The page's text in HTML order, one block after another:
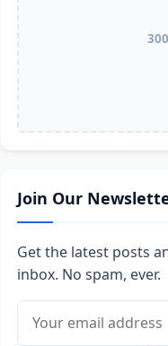
Join Our
Get the latest posts
inbox. No spam, ever.